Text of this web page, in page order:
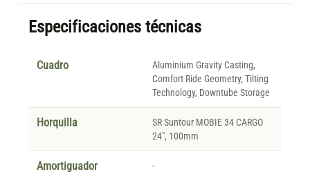
Especificaciones técnicas
Cuadro
Aluminium Gravity Casting,
Comfort Ride Geometry, Tilting
Technology, Downtube Storage
Horquilla
SR Suntour MOBIE 34 CARGO
24", 100mm
Amortiguador -